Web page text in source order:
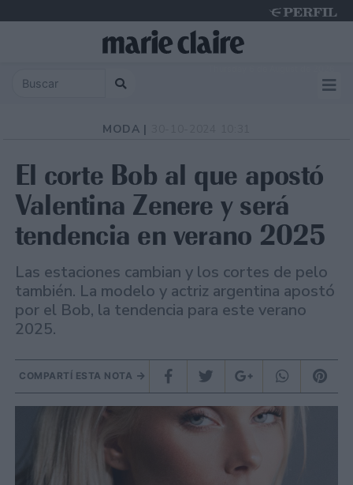
MODA |
El corte Bob al que apostó
Valentina Zenere y será
tendencia en verano 2025
Las estaciones cambian y los cortes de pelo
también. La modelo y actriz argentina apostó
por el Bob, la tendencia para este verano
2025.
COMPARTÍ ESTA NOTA